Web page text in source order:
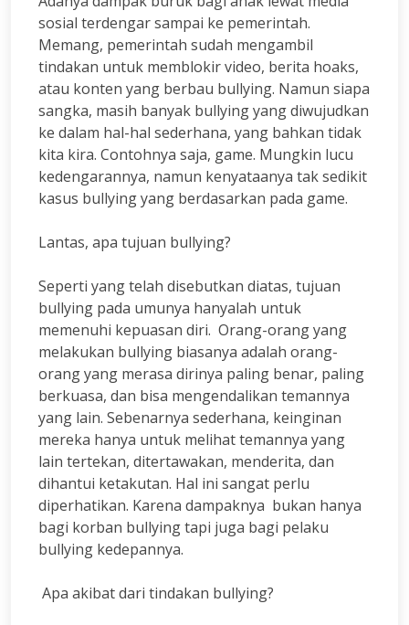
sosial terdengar sampai ke pemerintah.
Memang, pemerintah sudah mengambil
tindakan untuk memblokir video, berita hoaks,
atau konten yang berbau bullying. Namun siapa
sangka, masih banyak bullying yang diwujudkan
ke dalam hal-hal sederhana, yang bahkan tidak
kita kira. Contohnya saja, game. Mungkin lucu
kedengarannya, namun kenyataanya tak sedikit
kasus bullying yang berdasarkan pada game.
Lantas, apa tujuan bullying?
Seperti yang telah disebutkan diatas, tujuan
bullying pada umunya hanyalah untuk
memenuhi kepuasan diri. Orang-orang yang
melakukan bullying biasanya adalah orang-
orang yang merasa dirinya paling benar, paling
berkuasa, dan bisa mengendalikan temannya
yang lain. Sebenarnya sederhana, keinginan
mereka hanya untuk melihat temannya yang
lain tertekan, ditertawakan, menderita, dan
dihantui ketakutan. Hal ini sangat perlu
diperhatikan. Karena dampaknya bukan hanya
bagi korban bullying tapi juga bagi pelaku
bullying kedepannya.
Apa akibat dari tindakan bullying?